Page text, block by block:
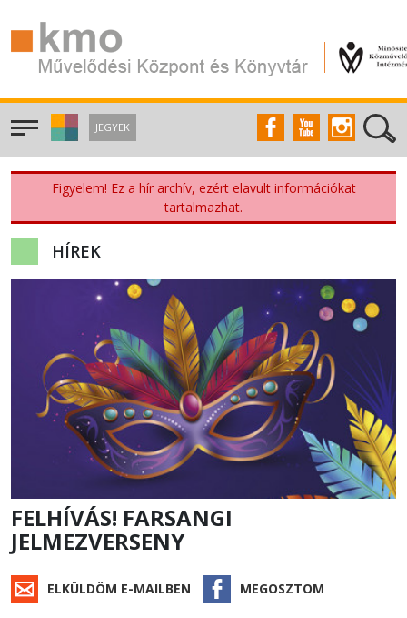
JEGYEK
Figyelem! Ez a hír archív, ezért elavult információkat
tartalmazhat.
HÍREK
FELHÍVÁS! FARSANGI
JELMEZVERSENY
ELKÜLDÖM E-MAILBEN MEGOSZTOM